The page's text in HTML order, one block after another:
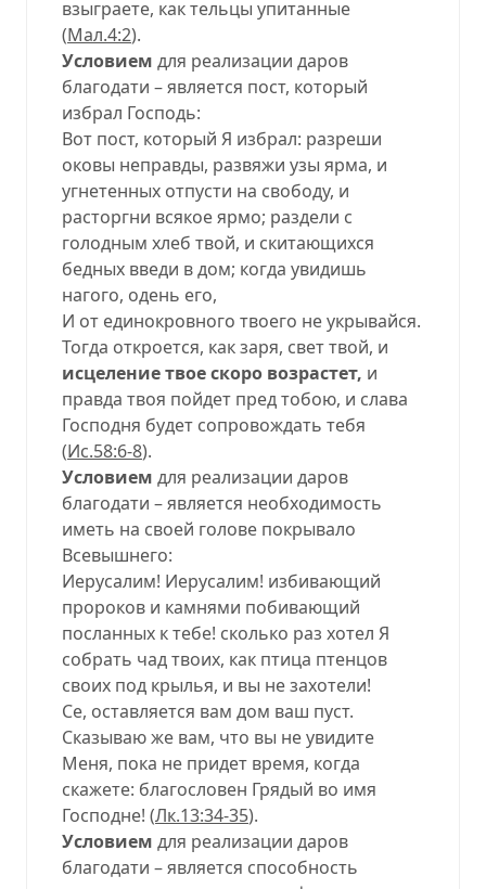
взыграете, как тельцы упитанные
(Мал.4:2).
Условием для реализации даров
благодати – является пост, который
избрал Господь:
Вот пост, который Я избрал: разреши
оковы неправды, развяжи узы ярма, и
угнетенных отпусти на свободу, и
расторгни всякое ярмо; раздели с
голодным хлеб твой, и скитающихся
бедных введи в дом; когда увидишь
нагого, одень его,
И от единокровного твоего не укрывайся.
Тогда откроется, как заря, свет твой, и
исцеление твое скоро возрастет, и
правда твоя пойдет пред тобою, и слава
Господня будет сопровождать тебя
(Ис.58:6-8).
Условием для реализации даров
благодати – является необходимость
иметь на своей голове покрывало
Всевышнего:
Иерусалим! Иерусалим! избивающий
пророков и камнями побивающий
посланных к тебе! сколько раз хотел Я
собрать чад твоих, как птица птенцов
своих под крылья, и вы не захотели!
Се, оставляется вам дом ваш пуст.
Сказываю же вам, что вы не увидите
Меня, пока не придет время, когда
скажете: благословен Грядый во имя
Господне! (Лк.13:34-35).
Условием для реализации даров
благодати – является способность